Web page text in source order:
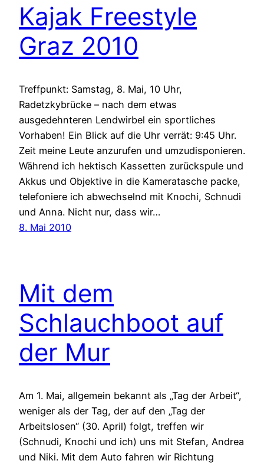
Kajak Freestyle
Graz 2010
Treffpunkt: Samstag, 8. Mai, 10 Uhr,
Radetzkybrücke – nach dem etwas
ausgedehnteren Lendwirbel ein sportliches
Vorhaben! Ein Blick auf die Uhr verrät: 9:45 Uhr.
Zeit meine Leute anzurufen und umzudisponieren.
Während ich hektisch Kassetten zurückspule und
Akkus und Objektive in die Kameratasche packe,
telefoniere ich abwechselnd mit Knochi, Schnudi
und Anna. Nicht nur, dass wir…
8. Mai 2010
Mit dem
Schlauchboot auf
der Mur
Am 1. Mai, allgemein bekannt als „Tag der Arbeit“,
weniger als der Tag, der auf den „Tag der
Arbeitslosen“ (30. April) folgt, treffen wir
(Schnudi, Knochi und ich) uns mit Stefan, Andrea
und Niki. Mit dem Auto fahren wir Richtung